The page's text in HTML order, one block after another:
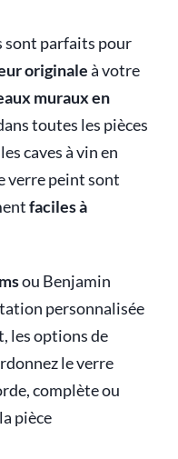
sont parfaits pour
originaleà votre
muraux en
toutes les pièces
caves à vin en
verre peint sont
faciles à
ou Benjamin
personnalisée
les options de
le verre
complète ou
pièce